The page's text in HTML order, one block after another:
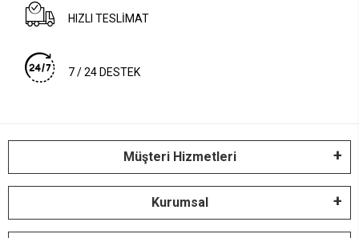
HIZLI TESLİMAT
7 / 24 DESTEK
Müşteri Hizmetleri
Kurumsal